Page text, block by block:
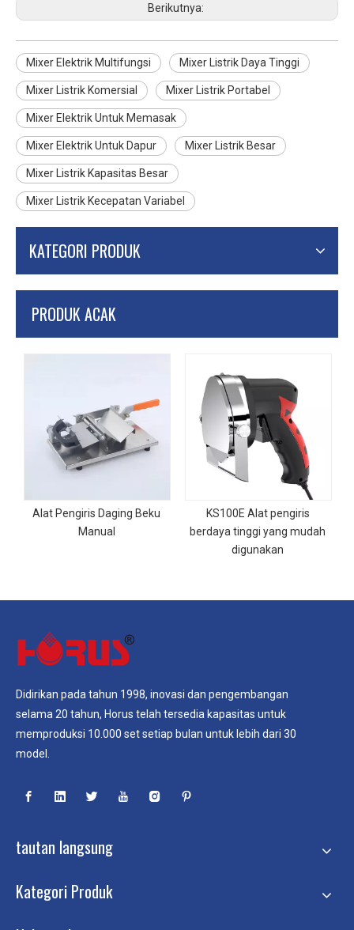
Berikutnya:
Mixer Elektrik Multifungsi Mixer Listrik Daya Tinggi
Mixer Listrik Komersial Mixer Listrik Portabel
Mixer Elektrik Untuk Memasak
Mixer Elektrik Untuk Dapur Mixer Listrik Besar
Mixer Listrik Kapasitas Besar
Mixer Listrik Kecepatan Variabel
KATEGORI PRODUK
PRODUK ACAK
Alat Pengiris Daging Beku
Manual
KS100E Alat pengiris
berdaya tinggi yang mudah
digunakan
Didirikan pada tahun 1998, inovasi dan pengembangan
selama 20 tahun, Horus telah tersedia kapasitas untuk
memproduksi 10.000 set setiap bulan untuk lebih dari 30
model.
tautan langsung
Kategori Produk